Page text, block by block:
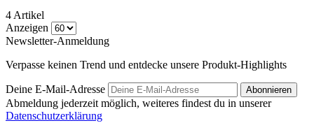
4 Artikel
Anzeigen
Newsletter-Anmeldung
Verpasse keinen Trend und entdecke unsere Produkt-Highlights
Deine E-Mail-Adresse Abonnieren
Abmeldung jederzeit möglich, weiteres findest du in unserer
Datenschutzerklärung